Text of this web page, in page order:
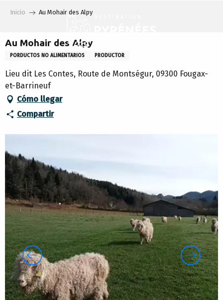
principal
Inicio Au Mohair des Alpy
Au Mohair des Alpy
PORDUCTOS NO ALIMENTARIOS PRODUCTOR
Lieu dit Les Contes, Route de Montségur, 09300 Fougax-
et-Barrineuf
Cómo llegar
Compartir